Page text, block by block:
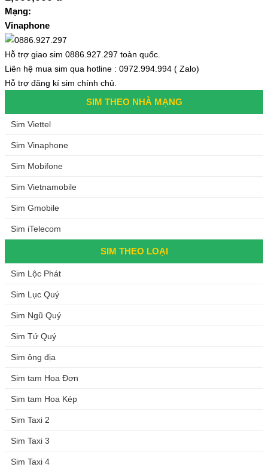
Mạng:
Vinaphone
Hỗ trợ giao sim 0886.927.297 toàn quốc.
Liên hệ mua sim qua hotline : 0972.994.994 ( Zalo)
Hỗ trợ đăng kí sim chính chủ.
SIM THEO NHÀ MẠNG
Sim Viettel
Sim Vinaphone
Sim Mobifone
Sim Vietnamobile
Sim Gmobile
Sim iTelecom
SIM THEO LOẠI
Sim Lộc Phát
Sim Lục Quý
Sim Ngũ Quý
Sim Tứ Quý
Sim ông địa
Sim tam Hoa Đơn
Sim tam Hoa Kép
Sim Taxi 2
Sim Taxi 3
Sim Taxi 4